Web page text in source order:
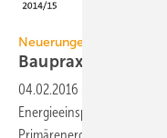
Neuerungen mit der
Baupraxis ist jetzt
04.02.2016
Energieeinsparverordnung